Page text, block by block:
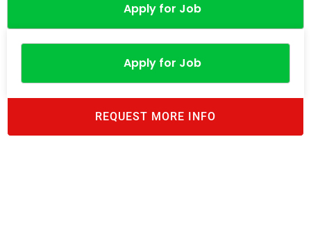
Apply for Job
Apply for Job
REQUEST MORE INFO